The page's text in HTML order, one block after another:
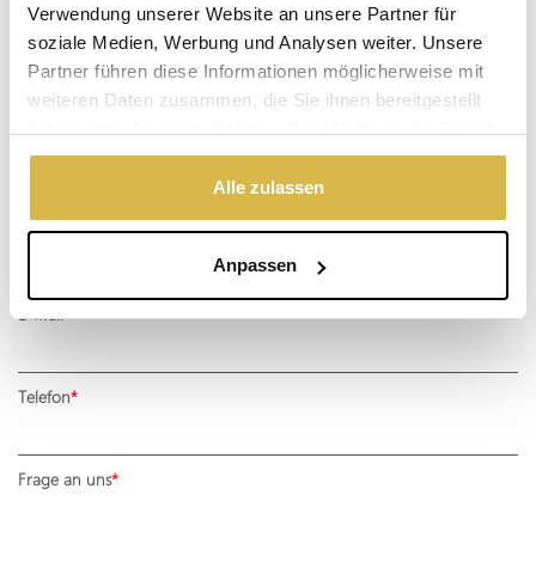
Verwendung unserer Website an unsere Partner für
soziale Medien, Werbung und Analysen weiter. Unsere
Partner führen diese Informationen möglicherweise mit
weiteren Daten zusammen, die Sie ihnen bereitgestellt
gesammelt haben.
Alle zulassen
Anpassen
Garantie: 1 Jahr
Nicht zufrieden, Geld zurück
Haben Sie eine Frage zu diesem
Vorname, Familienname
Telefon
Frage an uns